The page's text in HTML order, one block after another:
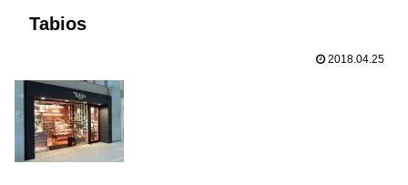
Tabios
2018.04.25